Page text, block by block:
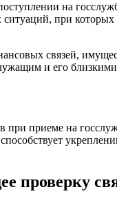
на
при
связей,
и его
при приеме на
проверку